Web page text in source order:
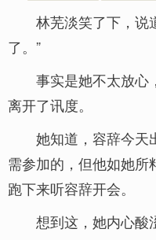
林芜淡笑了下，说
了。”
事实是她不太放心
离开了讯度。
她知道，容辞今天
需参加的，但他如她所
跑下来听容辞开会。
想到这，她内心酸